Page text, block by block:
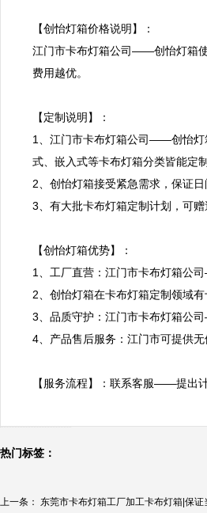
【创怡灯箱价格说明】：
江门市卡布灯箱公司——创怡灯箱
费用越优。
【定制说明】：
1、江门市卡布灯箱公司——创怡灯
式、嵌入式等卡布灯箱分类皆能定制
2、创怡灯箱接受紧急需求，保证日
3、有大批卡布灯箱定制计划，可
【创怡灯箱优势】：
1、工厂直营：江门市卡布灯箱公
2、创怡灯箱在卡布灯箱定制领域
3、品质守护：江门市卡布灯箱公
4、产品售后服务：江门市可提供
【服务流程】：联系客服——提
热门标签：
上一条： 东莞市卡布灯箱工厂加工卡布灯箱|保证